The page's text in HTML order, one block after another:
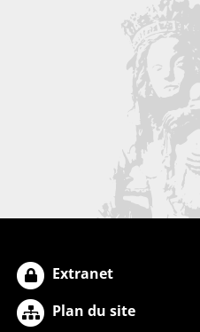
Extranet
Plan du site